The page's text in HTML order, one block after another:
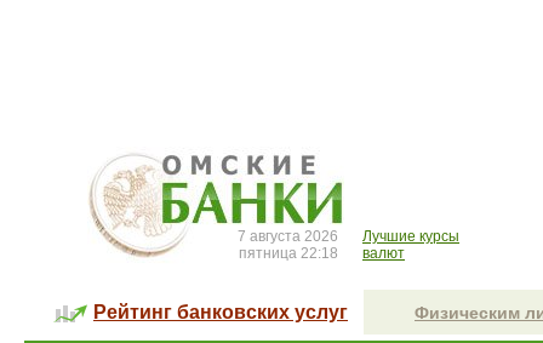
7 августа 2026
пятница 22:18
Лучшие курсы
валют
Рейтинг банковских услуг Физическим